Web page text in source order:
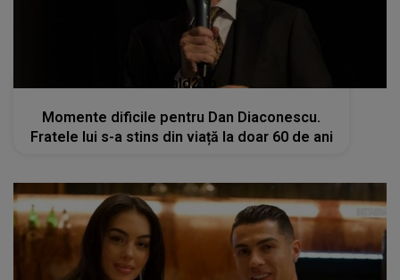
kanald2.ro
Momente dificile pentru Dan Diaconescu.
Fratele lui s-a stins din viață la doar 60 de ani